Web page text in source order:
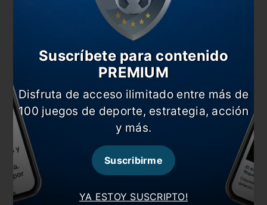
Carrascal también pica en punta para irse de River
Volver tras el parate le empieza a jugar una mala
Desde Rusia vienen a la carga por Carrascal
Carrascal: “Tengo que aprovechar a Gallardo”
En esta nota:
#Jorge Carrascal
#River
ComentariosYA ESTOY SUSCRIPTO!
Suscríbete para contenido
PREMIUM
Disfruta de acceso ilimitado entre más de
100 juegos de deporte, estrategia, acción
y más.
Suscribirme